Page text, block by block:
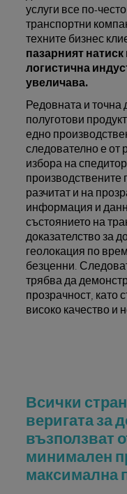
услуги все по-
транспортни
техните бизнес
пазарният
логистична
увеличава.
Редовната и точна
полуготови
едно
следователно е
избора на
производствените
разчитат и на
информация и
състоянието на
доказателство за
геолокация по
безценни.
трябва да
прозрачност, като
високо качество и
Всички
веригата за
възползват
минимален
максимална